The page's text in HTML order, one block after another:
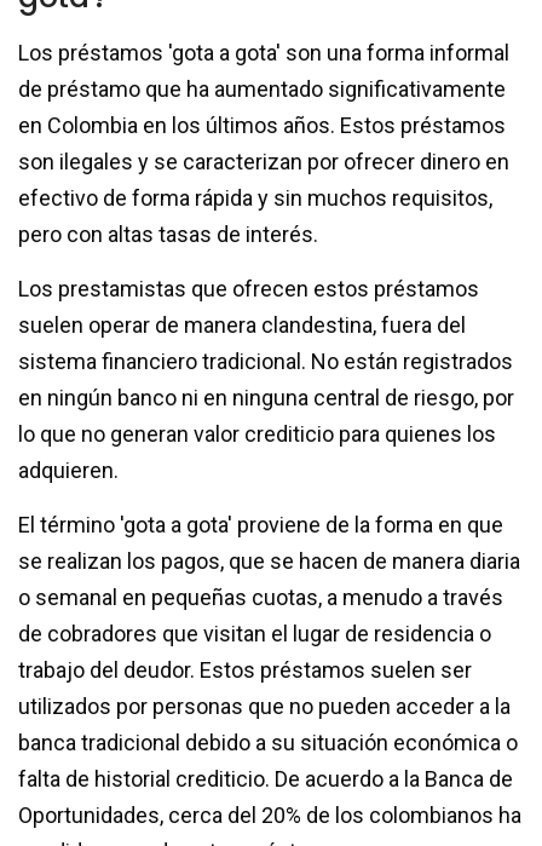
Los préstamos 'gota a gota' son una forma informal
de préstamo que ha aumentado significativamente
en Colombia en los últimos años. Estos préstamos
son ilegales y se caracterizan por ofrecer dinero en
efectivo de forma rápida y sin muchos requisitos,
pero con altas tasas de interés.
Los prestamistas que ofrecen estos préstamos
suelen operar de manera clandestina, fuera del
sistema financiero tradicional. No están registrados
en ningún banco ni en ninguna central de riesgo, por
lo que no generan valor crediticio para quienes los
adquieren.
El término 'gota a gota' proviene de la forma en que
se realizan los pagos, que se hacen de manera diaria
o semanal en pequeñas cuotas, a menudo a través
de cobradores que visitan el lugar de residencia o
trabajo del deudor. Estos préstamos suelen ser
utilizados por personas que no pueden acceder a la
banca tradicional debido a su situación económica o
falta de historial crediticio. De acuerdo a la Banca de
Oportunidades, cerca del 20% de los colombianos ha